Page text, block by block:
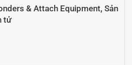
& Attach Equipment, Sản
tử